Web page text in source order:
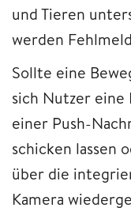
und Tieren
werden
Sollte eine
sich Nutzer eine
einer Push-
schicken lassen
über die
Kamera